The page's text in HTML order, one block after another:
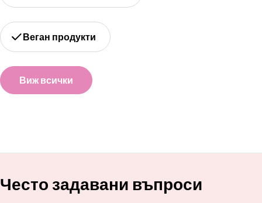
Веган продукти
Виж всички
Често задавани въпроси